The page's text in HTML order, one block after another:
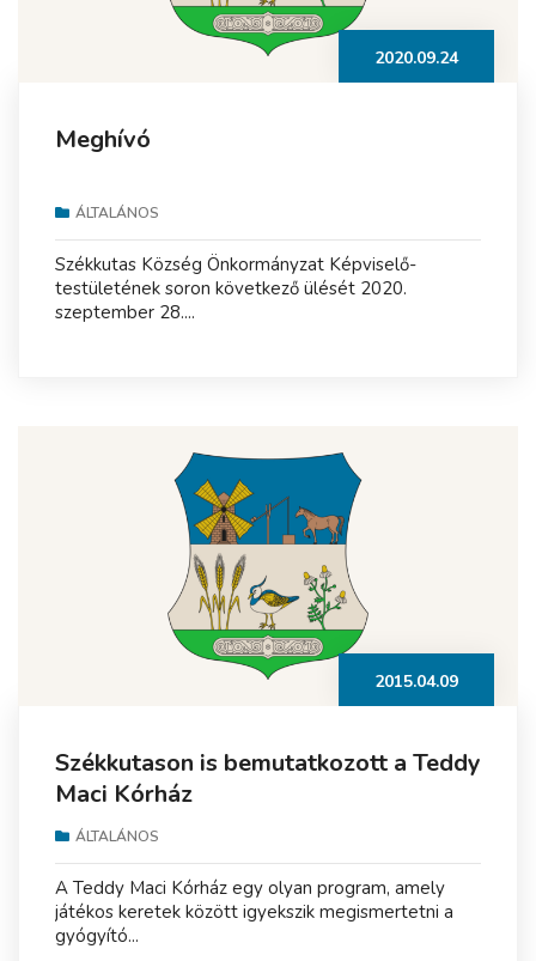
2020.09.24
Meghívó
ÁLTALÁNOS
Székkutas Község Önkormányzat Képviselő-
testületének soron következő ülését 2020.
szeptember 28....
2015.04.09
Székkutason is bemutatkozott a Teddy
Maci Kórház
ÁLTALÁNOS
A Teddy Maci Kórház egy olyan program, amely
játékos keretek között igyekszik megismertetni a
gyógyító...